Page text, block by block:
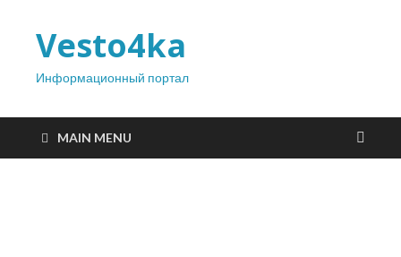
Vesto4ka
Информационный портал
MAIN MENU